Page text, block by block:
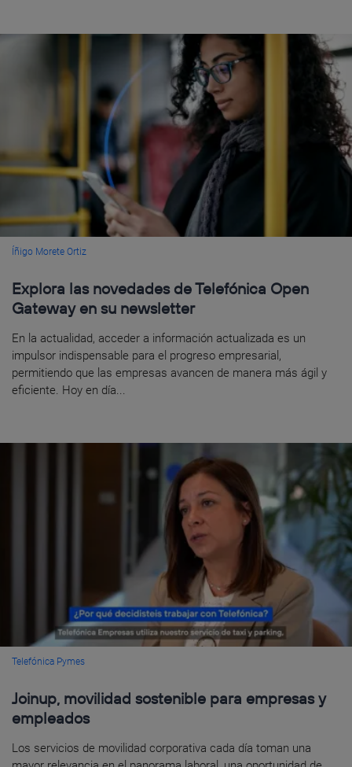
Íñigo Morete Ortiz
Explora las novedades de Telefónica Open
Gateway en su newsletter
En la actualidad, acceder a información actualizada es un
impulsor indispensable para el progreso empresarial,
permitiendo que las empresas avancen de manera más ágil y
eficiente. Hoy en día...
Telefónica Pymes
Joinup, movilidad sostenible para empresas y
empleados
Los servicios de movilidad corporativa cada día toman una